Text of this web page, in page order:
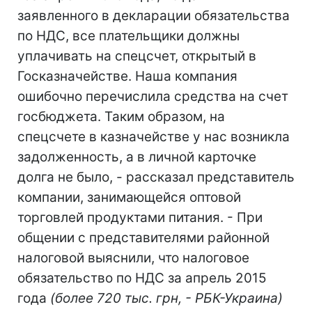
заявленного в декларации обязательства
по НДС, все плательщики должны
уплачивать на спецсчет, открытый в
Госказначействе. Наша компания
ошибочно перечислила средства на счет
госбюджета. Таким образом, на
спецсчете в казначействе у нас возникла
задолженность, а в личной карточке
долга не было, - рассказал представитель
компании, занимающейся оптовой
торговлей продуктами питания. - При
общении с представителями районной
налоговой выяснили, что налоговое
обязательство по НДС за апрель 2015
года (более 720 тыс. грн, - РБК-Украина)